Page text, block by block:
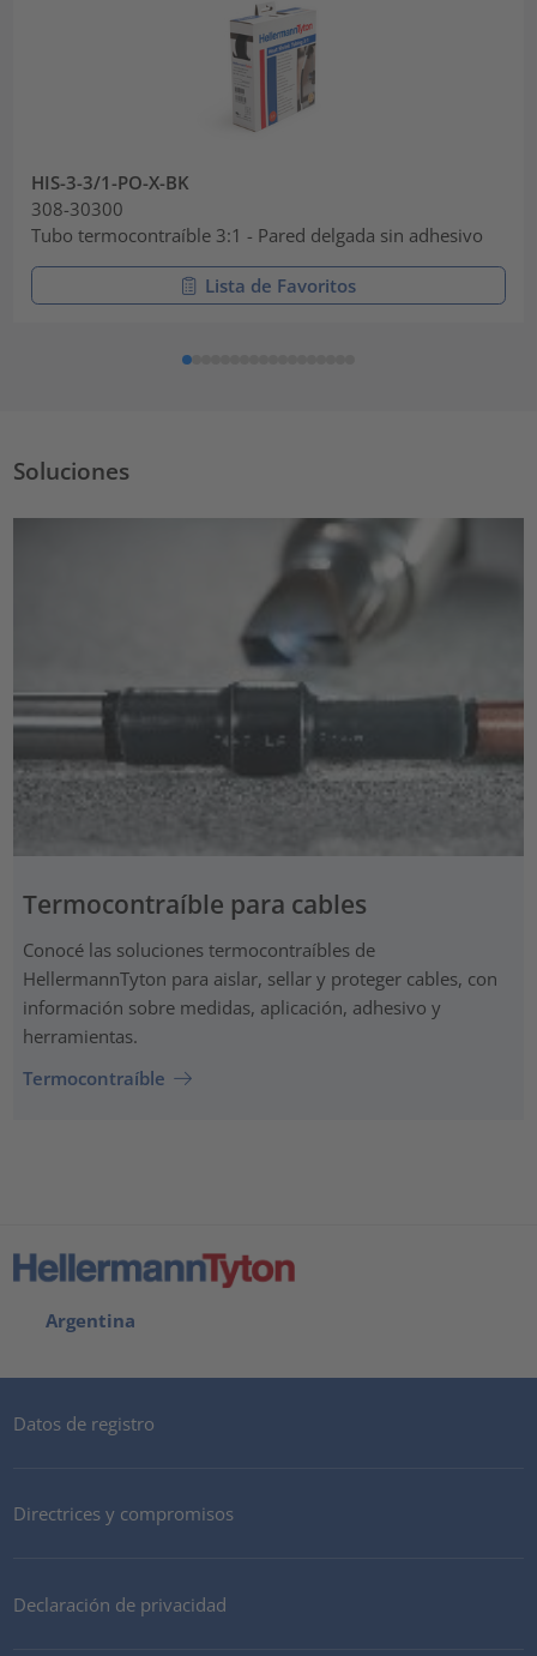
HIS-3-3/1-PO-X-BK
308-30300
Tubo termocontraíble 3:1 - Pared delgada sin adhesivo
Lista de Favoritos
Soluciones
Termocontraíble para cables
Conocé las soluciones termocontraíbles de
HellermannTyton para aislar, sellar y proteger cables, con
información sobre medidas, aplicación, adhesivo y
herramientas.
Termocontraíble
Argentina
Datos de registro
Directrices y compromisos
Declaración de privacidad